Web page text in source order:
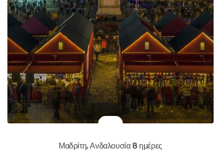
Μαδρίτη, Ανδαλουσία 8 ημέρες